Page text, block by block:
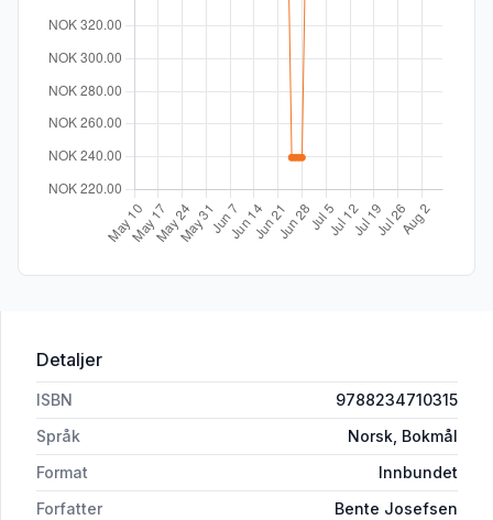
Detaljer
ISBN
9788234710315
Språk
Norsk, Bokmål
Format
Innbundet
Forfatter
Bente Josefsen